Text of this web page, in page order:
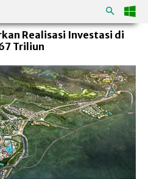
Realisasi Investasi di
Triliun